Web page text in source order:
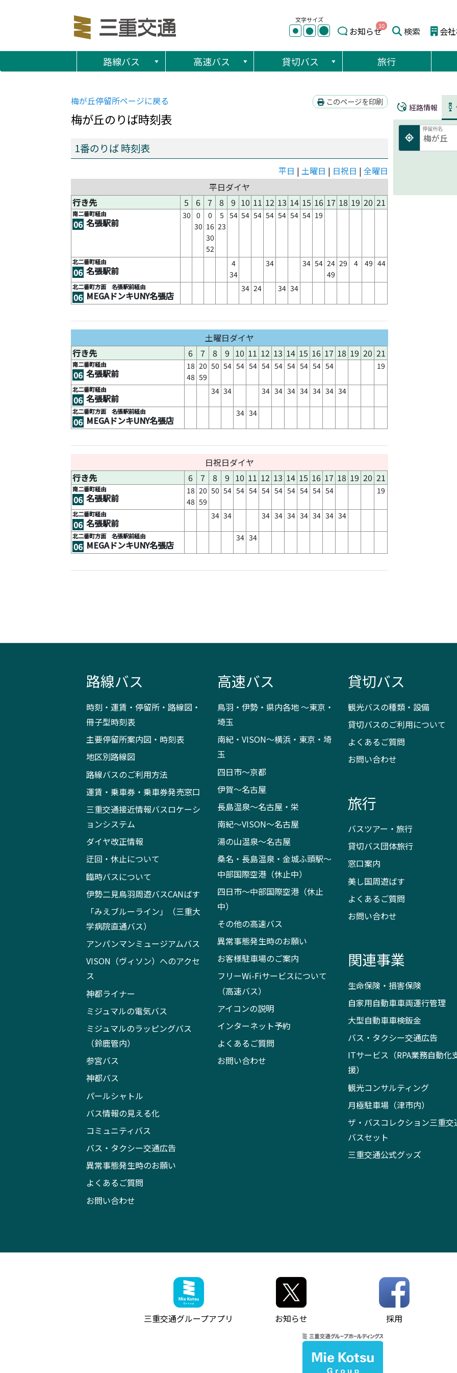
文字サイズ
● ● ● お知らせ10 検索 会
路線バス 高速バス 貸切バス 旅行
このページを印刷
梅が丘停留所ページに戻る
梅が丘のりば時刻表
1番のりば 時刻表
平日 | 土曜日 | 日祝日 | 全曜日
平日ダイヤ
行き先
5 6 7 8 9 10 11 12 13 14 15 16 17 18 19 20 21
南二番町経由
06 名張駅前
30 0
30
0
16
30
52
5
23
54 54 54 54 54 54 54 19
北二番町経由
06 名張駅前
4
34
34 34 54 24
49
29 4 49 44
北二番町方面 名張駅前経由
06 MEGAドンキUNY名張店
34 24 34 34
土曜日ダイヤ
行き先
6 7 8 9 10 11 12 13 14 15 16 17 18 19 20 21
南二番町経由
06 名張駅前
18
48
20
59
50 54 54 54 54 54 54 54 54 54 19
北二番町経由
06 名張駅前
34 34 34 34 34 34 34 34 34
北二番町方面 名張駅前経由
06 MEGAドンキUNY名張店
34 34
日祝日ダイヤ
行き先
6 7 8 9 10 11 12 13 14 15 16 17 18 19 20 21
南二番町経由
06 名張駅前
18
48
20
59
50 54 54 54 54 54 54 54 54 54 19
北二番町経由
06 名張駅前
34 34 34 34 34 34 34 34 34
北二番町方面 名張駅前経由
06 MEGAドンキUNY名張店
34 34
経路情報
停留所名
路線バス
時刻・運賃・停留所・路線図・
冊子型時刻表
主要停留所案内図・時刻表
地区別路線図
路線バスのご利用方法
運賃・乗車券・乗車券発売窓口
三重交通接近情報バスロケーシ
ョンシステム
ダイヤ改正情報
迂回・休止について
臨時バスについて
伊勢二見鳥羽周遊バスCANばす
「みえブルーライン」（三重大
学病院直通バス）
アンパンマンミュージアムバス
VISON（ヴィソン）へのアクセ
ス
神都ライナー
ミジュマルの電気バス
ミジュマルのラッピングバス
（鈴鹿管内）
参宮バス
神都バス
パールシャトル
バス情報の見える化
コミュニティバス
バス・タクシー交通広告
異常事態発生時のお願い
よくあるご質問
お問い合わせ
高速バス
鳥羽・伊勢・県内各地 ～東京・
埼玉
南紀・VISON～横浜・東京・埼
玉
四日市～京都
伊賀～名古屋
長島温泉～名古屋・栄
南紀～VISON～名古屋
湯の山温泉～名古屋
桑名・長島温泉・金城ふ頭駅～
中部国際空港（休止中）
四日市～中部国際空港（休止
中）
その他の高速バス
異常事態発生時のお願い
お客様駐車場のご案内
フリーWi-Fiサービスについて
（高速バス）
アイコンの説明
インターネット予約
よくあるご質問
お問い合わせ
貸切バス
観光バスの種類・設備
貸切バスのご利用について
よくあるご質問
お問い合わせ
旅行
バスツアー・旅行
貸切バス団体旅行
窓口案内
美し国周遊ばす
よくあるご質問
お問い合わせ
関連事業
生命保険・損害保険
自家用自動車車両運行管理
大型自動車車検鈑金
バス・タクシー交通広告
ITサービス（RPA業務自動化
援）
観光コンサルティング
月極駐車場（津市内）
ザ・バスコレクション三重交
バスセット
三重交通公式グッズ
三重交通グループアプリ お知らせ 採用